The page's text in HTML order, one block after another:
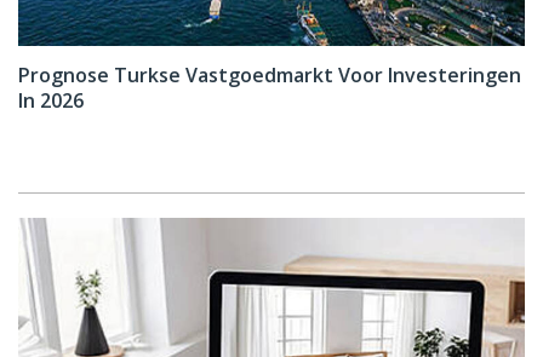
Prognose Turkse Vastgoedmarkt Voor Investeringen
In 2026